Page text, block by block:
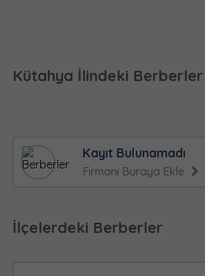
Kütahya İlindeki Berberler
Kayıt Bulunamadı
Firmanı Buraya Ekle
İlçelerdeki Berberler